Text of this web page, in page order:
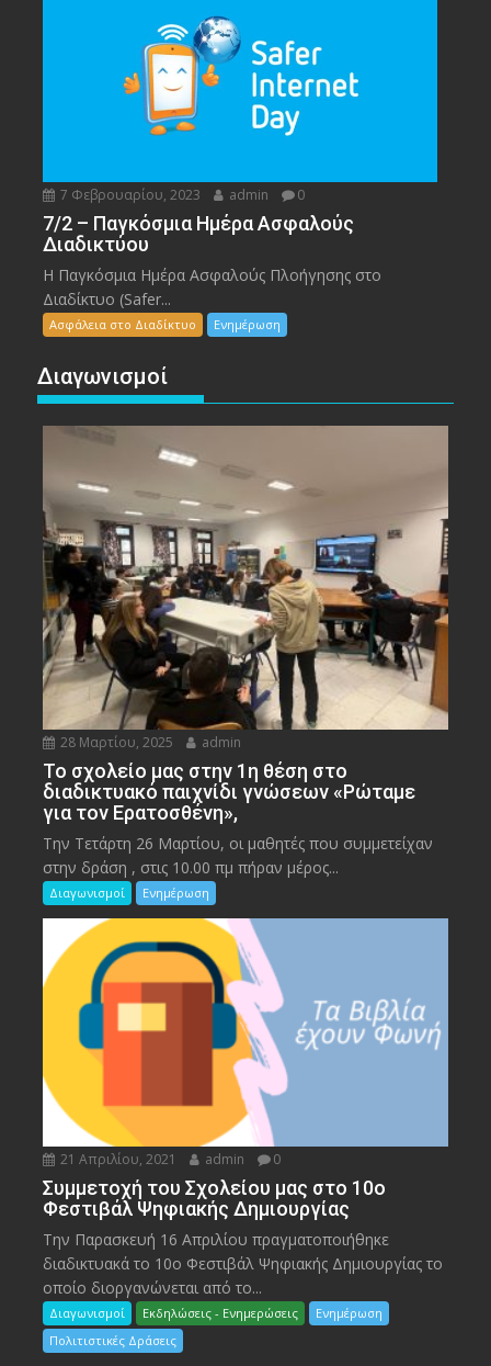
7 Φεβρουαρίου, 2023 admin 0
7/2 – Παγκόσμια Ημέρα Ασφαλούς
Διαδικτύου
Η Παγκόσμια Ημέρα Ασφαλούς Πλοήγησης στο
Διαδίκτυο (Safer...
Ασφάλεια στο Διαδίκτυο Ενημέρωση
Διαγωνισμοί
28 Μαρτίου, 2025 admin
To σχολείο μας στην 1η θέση στο
διαδικτυακό παιχνίδι γνώσεων «Ρώταμε
για τον Ερατοσθένη»,
Την Τετάρτη 26 Μαρτίου, οι μαθητές που συμμετείχαν
στην δράση , στις 10.00 πμ πήραν μέρος...
Διαγωνισμοί Ενημέρωση
21 Απριλίου, 2021 admin 0
Συμμετοχή του Σχολείου μας στο 10ο
Φεστιβάλ Ψηφιακής Δημιουργίας
Την Παρασκευή 16 Απριλίου πραγματοποιήθηκε
διαδικτυακά το 10ο Φεστιβάλ Ψηφιακής Δημιουργίας το
οποίο διοργανώνεται από το...
Διαγωνισμοί Εκδηλώσεις - Ενημερώσεις
Ενημέρωση
Πολιτιστικές Δράσεις